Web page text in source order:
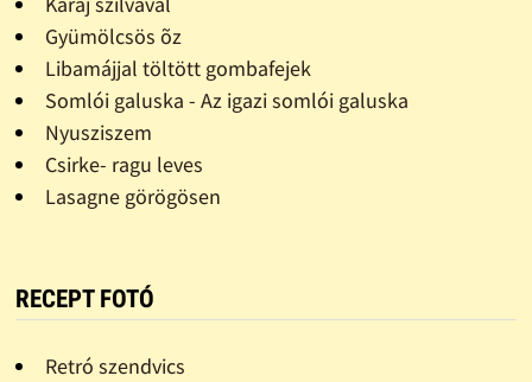
Gyümölcsös õz
Libamájjal töltött gombafejek
Somlói galuska - Az igazi somlói galuska
Nyusziszem
Csirke- ragu leves
Lasagne görögösen
RECEPT FOTÓ
Retró szendvics